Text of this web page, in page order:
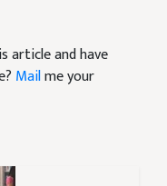
article and have
Mailme your